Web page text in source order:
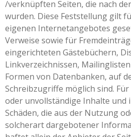
/verknüpften Seiten, die nach
wurden. Diese Feststellung gilt
eigenen Internetangebotes
Verweise sowie für
eingerichteten Gästebüchern,
Linkverzeichnissen,
Formen von Datenbanken, auf
Schreibzugriffe möglich sind.
oder unvollständige Inhalte und
Schäden, die aus der Nutzung
solcherart dargebotener